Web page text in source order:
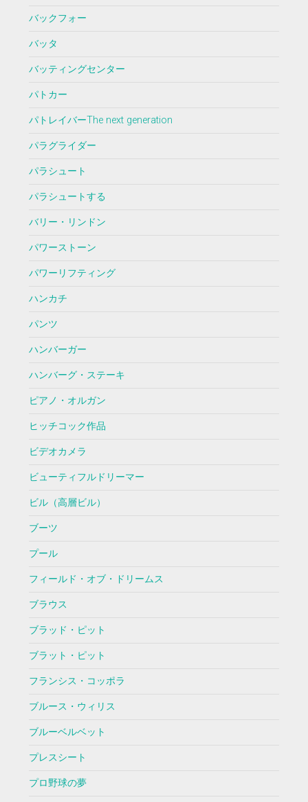
バックフォー
バッタ
バッティングセンター
パトカー
パトレイバーThe next generation
パラグライダー
パラシュート
パラシュートする
バリー・リンドン
パワーストーン
パワーリフティング
ハンカチ
パンツ
ハンバーガー
ハンバーグ・ステーキ
ピアノ・オルガン
ヒッチコック作品
ビデオカメラ
ビューティフルドリーマー
ビル（高層ビル）
ブーツ
プール
フィールド・オブ・ドリームス
ブラウス
ブラッド・ピット
ブラット・ピット
フランシス・コッポラ
ブルース・ウィリス
ブルーベルベット
プレスシート
プロ野球の夢